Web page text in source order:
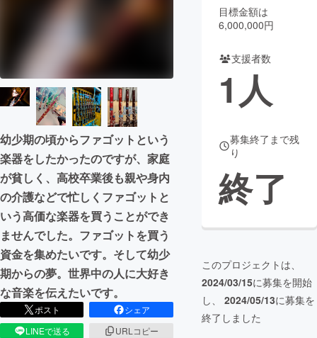
まちづくり・地域活性化
CAMPFIRE for Social Good
CAMPFIRE Creation
CAMPFIREふるさと納税machi-ya コミュニティ
幼少期の頃からファゴットという
楽器をしたかったのですが、家庭
が貧しく、高校卒業後も親や身内
の介護などで忙しくファゴットと
いう高価な楽器を買うことができ
ませんでした。ファゴットを買う
資金を集めたいです。そして幼少
期からの夢。世界中の人に大好き
な音楽を伝えたいです。
ポスト
シェア
LINEで送る
URLコピー
目標金額は
6,000,000円
支援者数
1人
募集終了まで残
り
終了
このプロジェクトは、
2024/03/15に募集を開始
し、 2024/05/13に募集を
終了しました